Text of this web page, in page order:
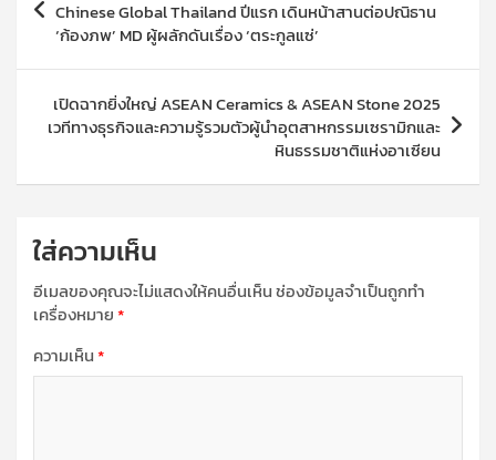
Chinese Global Thailand ปีแรก เดินหน้าสานต่อปณิธาน
‘ก้องภพ’ MD ผู้ผลักดันเรื่อง ‘ตระกูลแซ่’
เปิดฉากยิ่งใหญ่ ASEAN Ceramics & ASEAN Stone 2025
เวทีทางธุรกิจและความรู้รวมตัวผู้นำอุตสาหกรรมเซรามิกและ
หินธรรมชาติแห่งอาเซียน
ใส่ความเห็น
อีเมลของคุณจะไม่แสดงให้คนอื่นเห็นช่องข้อมูลจำเป็นถูกทำ
เครื่องหมาย*
ความเห็น*